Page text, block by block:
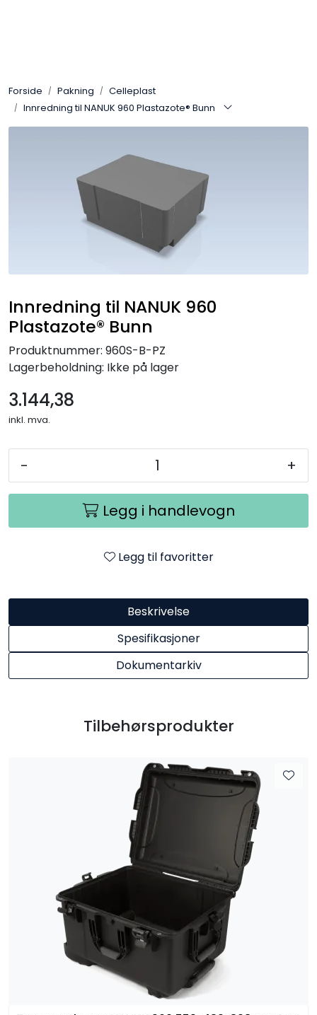
Forside Pakning
Celleplast
Innredning til NANUK 960 Plastazote® Bunn
Innredning til NANUK 960
Plastazote® Bunn
Produktnummer: 960S-B-PZ
Lagerbeholdning: Ikke på lager
3.144,38
inkl. mva.
- +
Legg i handlevogn
Legg til favoritter
Beskrivelse
Spesifikasjoner
Dokumentarkiv
Tilbehørsprodukter
Pakning
Automasjon
Slitasjeteknikk